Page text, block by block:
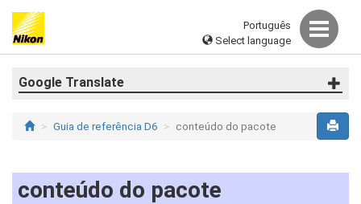
Português
Select language
Google Translate
Guia de referência D6 conteúdo do pacote
conteúdo do pacote